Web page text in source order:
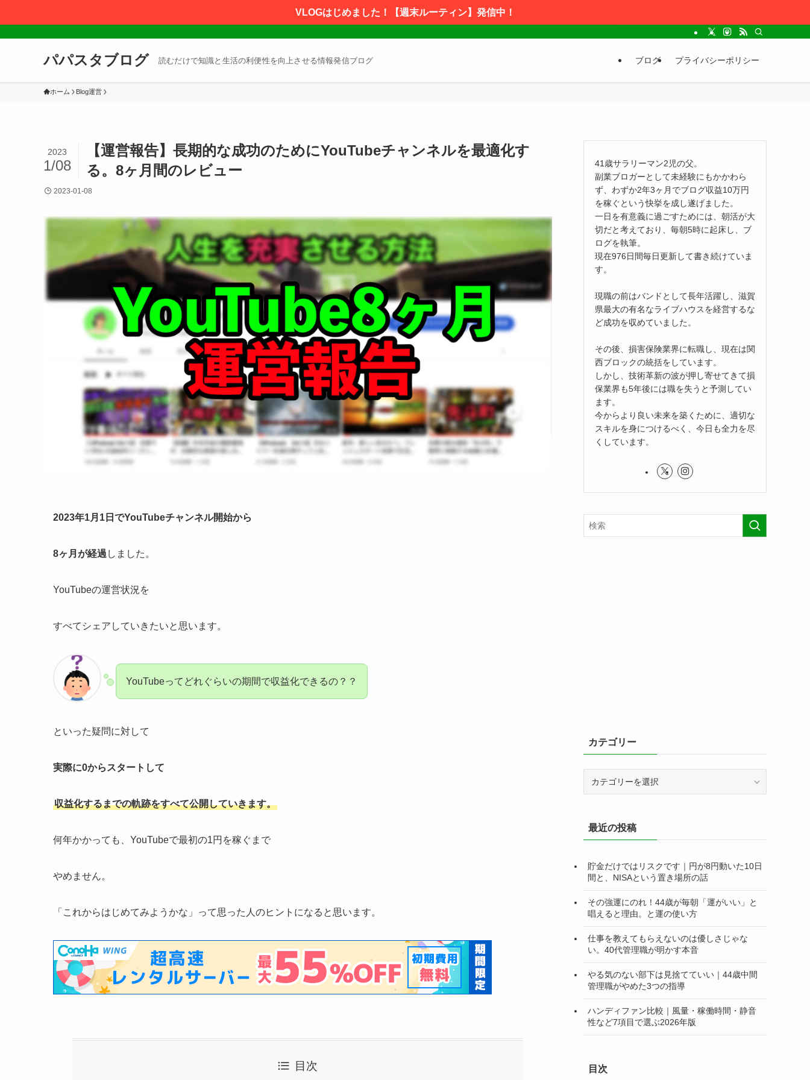
VLOGはじめました！【週末ルーティン】発信中！
パパスタブログ 読むだけで知識と生活の利便性を向上させる情報発信ブログ ブログ プライバシーポリシー
ホーム Blog運営
【運営報告】長期的な成功のためにYouTubeチャンネルを最適化す
る。8ヶ月間のレビュー
2023
1/08
2023-01-08
2023年1月1日でYouTubeチャンネル開始から
8ヶ月が経過 しました。
YouTubeの運営状況を
すべてシェアしていきたいと思います。
YouTubeってどれぐらいの期間で収益化できるの？？
といった疑問に対して
実際に0からスタートして
収益化するまでの軌跡をすべて公開していきます。
何年かかっても、YouTubeで最初の1円を稼ぐまで
やめません。
「これからはじめてみようかな」って思った人のヒントになると思います。
目次
41歳サラリーマン2児の父。
副業ブロガーとして未経験にもかかわら
ず、わずか2年3ヶ月でブログ収益10万円
を稼ぐという快挙を成し遂げました。
一日を有意義に過ごすためには、朝活が大
切だと考えており、毎朝5時に起床し、ブ
ログを執筆。
現在976日間毎日更新して書き続けていま
す。
現職の前はバンドとして長年活躍し、滋賀
県最大の有名なライブハウスを経営するな
ど成功を収めていました。
その後、損害保険業界に転職し、現在は関
西ブロックの統括をしています。
しかし、技術革新の波が押し寄せてきて損
保業界も5年後には職を失うと予測してい
ます。
今からより良い未来を築くために、適切な
スキルを身につけるべく、今日も全力を尽
くしています。
カテゴリー
ー最近の投稿
貯金だけではリスクです｜円が8円動いた10日
間と、NISAという置き場所の話
その強運にのれ！44歳が毎朝「運がいい」と
唱えると理由。と運の使い方
仕事を教えてもらえないのは優しさじゃな
い。40代管理職が明かす本音
やる気のない部下は見捨てていい｜44歳中間
管理職がやめた3つの指導
ハンディファン比較｜風量・稼働時間・静音
性など7項目で選ぶ2026年版
目次